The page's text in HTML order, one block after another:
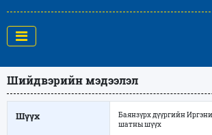
Шийдвэрийн мэдээлэл
Шүүх
Баянзүрх дүүргийн
шатны шүүх